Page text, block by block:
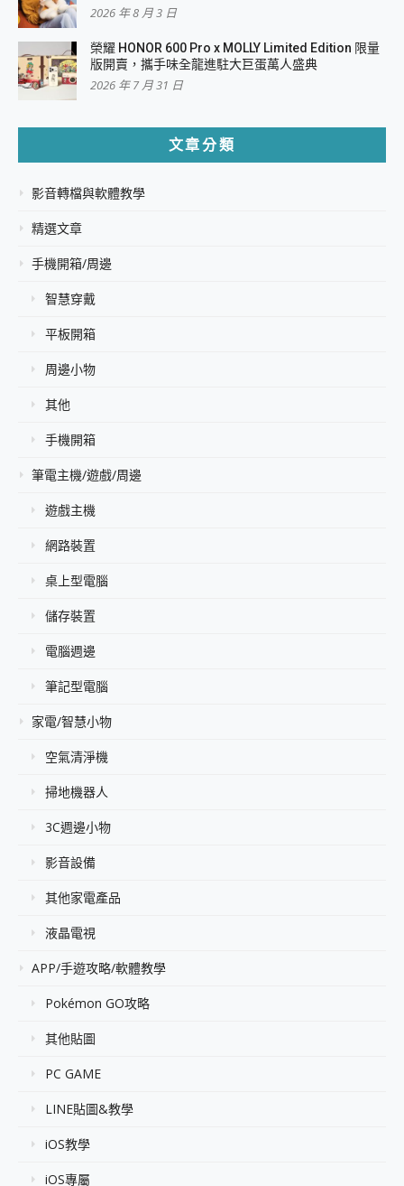
2026 年 8 月 3 日
榮耀 HONOR 600 Pro x MOLLY Limited Edition 限量
版開賣，攜手味全龍進駐大巨蛋萬人盛典
2026 年 7 月 31 日
文章分類
影音轉檔與軟體教學
精選文章
手機開箱/周邊
智慧穿戴
平板開箱
周邊小物
其他
手機開箱
筆電主機/遊戲/周邊
遊戲主機
網路裝置
桌上型電腦
儲存裝置
電腦週邊
筆記型電腦
家電/智慧小物
空氣清淨機
掃地機器人
3C週邊小物
影音設備
其他家電產品
液晶電視
APP/手遊攻略/軟體教學
Pokémon GO攻略
其他貼圖
PC GAME
LINE貼圖&教學
iOS教學
iOS專屬